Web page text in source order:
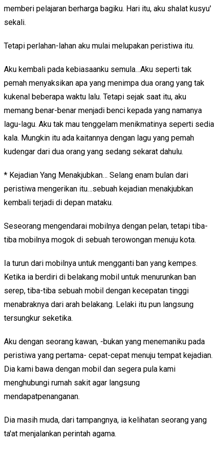
memberi pelajaran berharga bagiku. Hari itu, aku shalat kusyu'
sekali.
Tetapi perlahan-lahan aku mulai melupakan peristiwa itu.
Aku kembali pada kebiasaanku semula…Aku seperti tak
pemah menyaksikan apa yang menimpa dua orang yang tak
kukenal beberapa waktu lalu. Tetapi sejak saat itu, aku
memang benar-benar menjadi benci kepada yang namanya
lagu-lagu. Aku tak mau tenggelam menikmatinya seperti sedia
kala. Mungkin itu ada kaitannya dengan lagu yang pemah
kudengar dari dua orang yang sedang sekarat dahulu.
* Kejadian Yang Menakjubkan… Selang enam bulan dari
peristiwa mengerikan itu…sebuah kejadian menakjubkan
kembali terjadi di depan mataku.
Seseorang mengendarai mobilnya dengan pelan, tetapi tiba-
tiba mobilnya mogok di sebuah terowongan menuju kota.
Ia turun dari mobilnya untuk mengganti ban yang kempes.
Ketika ia berdiri di belakang mobil untuk menurunkan ban
serep, tiba-tiba sebuah mobil dengan kecepatan tinggi
menabraknya dari arah belakang. Lelaki itu pun langsung
tersungkur seketika.
Aku dengan seorang kawan, -bukan yang menemaniku pada
peristiwa yang pertama- cepat-cepat menuju tempat kejadian.
Dia kami bawa dengan mobil dan segera pula kami
menghubungi rumah sakit agar langsung
mendapatpenanganan.
Dia masih muda, dari tampangnya, ia kelihatan seorang yang
ta'at menjalankan perintah agama.